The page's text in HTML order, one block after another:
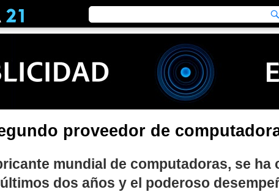
proveedor de
mundial de computadoras, se
dos años y el poderoso